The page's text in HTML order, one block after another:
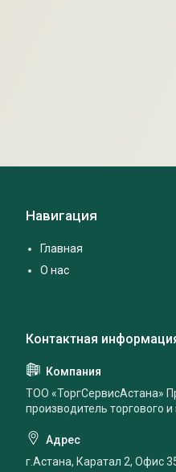
Навигация
Главная
О нас
ТОО «ТоргСервисАстана»
производитель торгового
г.Астана, Каратал 2, Офис